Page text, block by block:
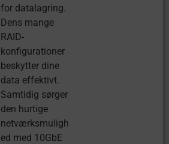
for datalagring.
Dens mange
RAID-
konfigurationer
beskytter dine
data effektivt.
Samtidig sørger
den hurtige
netværksmuligh
ed med 10GbE